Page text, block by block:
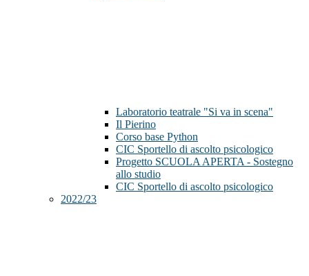
Laboratorio teatrale "Si va in scena"
Il Pierino
Corso base Python
CIC Sportello di ascolto psicologico
Progetto SCUOLA APERTA - Sostegno
allo studio
CIC Sportello di ascolto psicologico
2022/23